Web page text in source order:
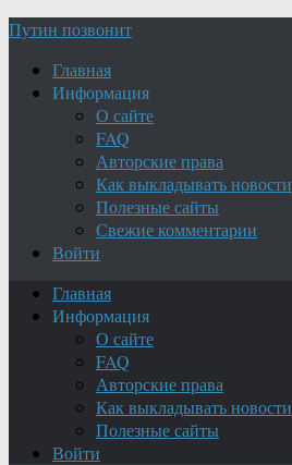
Путин позвонит
Главная
Информация
О сайте
FAQ
Авторские права
Как выкладывать новости
Полезные сайты
Свежие комментарии
Войти
Главная
Информация
О сайте
FAQ
Авторские права
Как выкладывать новости
Полезные сайты
Войти